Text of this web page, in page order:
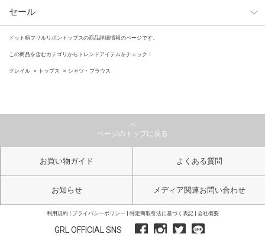
セール
ドット柄フリルリボントップスの商品詳細情報のページです。
この商品を含むカテゴリからトレンドアイテムをチェック！
グレイル トップス シャツ・ブラウス
ページのトップに戻る
お買い物ガイド よくある質問
お知らせ メディア関連お問い合わせ
利用規約 プライバシーポリシー 特定商取引法に基づく表記 会社概要
GRL OFFICIAL SNS